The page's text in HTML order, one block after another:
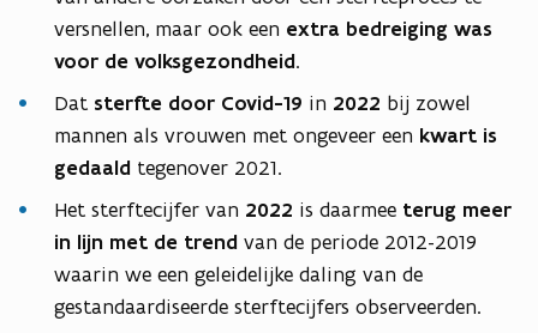
versnellen, maar ook een extra bedreiging was
voor de volksgezondheid.
Dat sterfte door Covid-19 in 2022 bij zowel
mannen als vrouwen met ongeveer een kwart is
gedaald tegenover 2021.
Het sterftecijfer van 2022 is daarmee terug meer
in lijn met de trend van de periode 2012-2019
waarin we een geleidelijke daling van de
gestandaardiseerde sterftecijfers observeerden.